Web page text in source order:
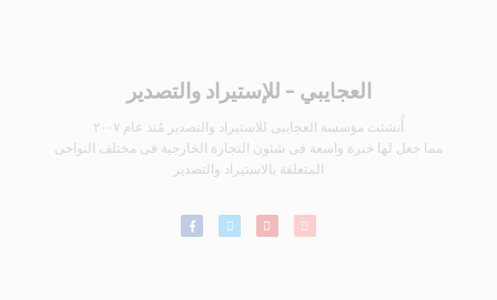
العجايبي - للإستيراد والتصدير
أُنشئت مؤسسة العجايبى للاستيراد والتصدير مُنذ عام ٢٠٠٧
مما جعل لها خبرة واسعة فى شئون التجارة الخارجية فى مختلف النواحى
المتعلقة بالاستيراد والتصدير